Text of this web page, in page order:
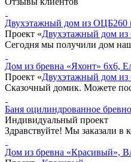
Двухэтажный дом из ОЦБ260
Проект «Двухэтажный дом из
Сегодня мы получили дом
Дом из бревна «Яхонт» 6x6,
Проект «Двухэтажный дом из
Сказочный домик. Можете
Баня оцилиндрованное
Индивидуальный проект
Здравствуйте! Мы заказали в
Дом из бревна «Красивый»,